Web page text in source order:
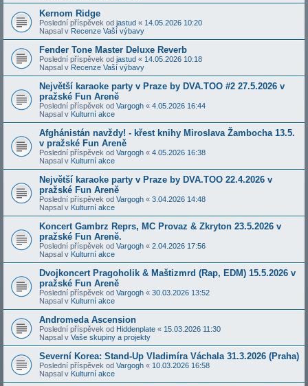
Kernom Ridge
Poslední příspěvek od jastud « 14.05.2026 10:20
Napsal v Recenze Vaší výbavy
Fender Tone Master Deluxe Reverb
Poslední příspěvek od jastud « 14.05.2026 10:18
Napsal v Recenze Vaší výbavy
Největší karaoke party v Praze by DVA.TOO #2 27.5.2026 v
pražské Fun Areně
Poslední příspěvek od Vargogh « 4.05.2026 16:44
Napsal v Kulturní akce
Afghánistán navždy! - křest knihy Miroslava Žambocha 13.5.
v pražské Fun Areně
Poslední příspěvek od Vargogh « 4.05.2026 16:38
Napsal v Kulturní akce
Největší karaoke party v Praze by DVA.TOO 22.4.2026 v
pražské Fun Areně
Poslední příspěvek od Vargogh « 3.04.2026 14:48
Napsal v Kulturní akce
Koncert Gambrz Reprs, MC Provaz & Zkryton 23.5.2026 v
pražské Fun Areně.
Poslední příspěvek od Vargogh « 2.04.2026 17:56
Napsal v Kulturní akce
Dvojkoncert Pragoholik & Maštizmrd (Rap, EDM) 15.5.2026 v
pražské Fun Areně
Poslední příspěvek od Vargogh « 30.03.2026 13:52
Napsal v Kulturní akce
Andromeda Ascension
Poslední příspěvek od Hiddenplate « 15.03.2026 11:30
Napsal v Vaše skupiny a projekty
Severní Korea: Stand-Up Vladimíra Váchala 31.3.2026 (Praha)
Poslední příspěvek od Vargogh « 10.03.2026 16:58
Napsal v Kulturní akce